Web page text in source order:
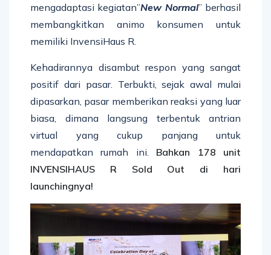
mengadaptasi kegiatan”New Normal” berhasil
membangkitkan animo konsumen untuk
memiliki InvensiHaus R.
Kehadirannya disambut respon yang sangat
positif dari pasar. Terbukti, sejak awal mulai
dipasarkan, pasar memberikan reaksi yang luar
biasa, dimana langsung terbentuk antrian
virtual yang cukup panjang untuk
mendapatkan rumah ini. Bahkan 178
unit
INVENSIHAUS R Sold Out di hari
launchingnya!